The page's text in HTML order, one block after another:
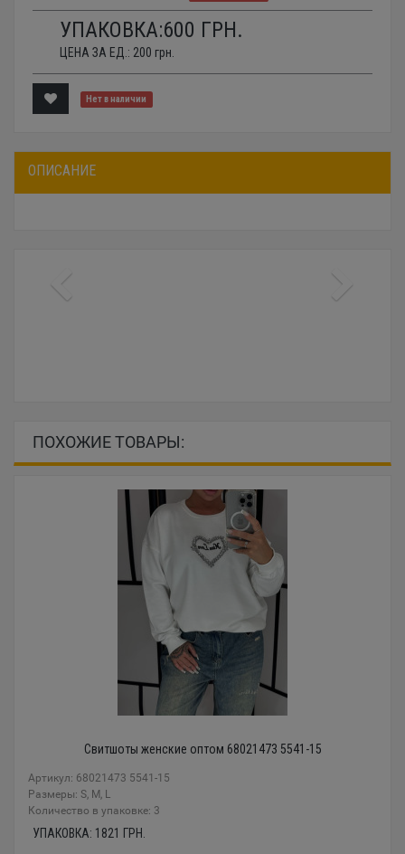
УПАКОВКА:600 ГРН.
ЦЕНА ЗА ЕД.: 200 грн.
Нет в наличии
ОПИСАНИЕ
ПОХОЖИЕ ТОВАРЫ:
Свитшоты женские оптом 68021473 5541-15
Артикул: 68021473 5541-15
Размеры: S, M, L
Количество в упаковке: 3
УПАКОВКА: 1821 ГРН.